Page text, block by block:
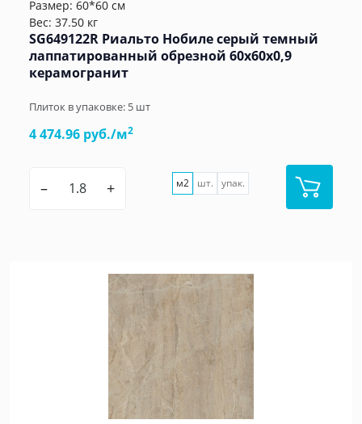
Размер: 60*60 см
Вес: 37.50 кг
SG649122R Риальто Нобиле серый темный
лаппатированный обрезной 60x60x0,9
керамогранит
Плиток в упаковке: 5 шт
4 474.96 руб./м2
– + м2 шт. упак.